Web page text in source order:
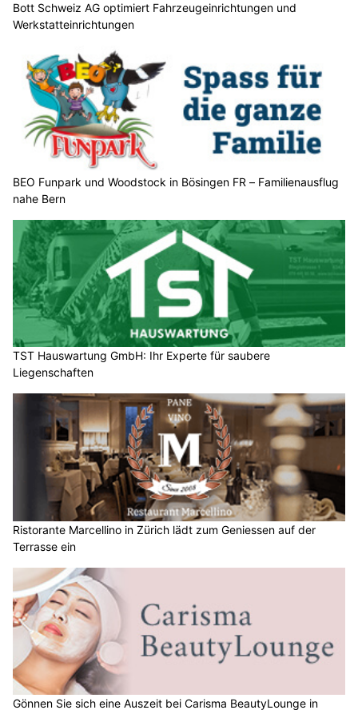
Bott Schweiz AG optimiert Fahrzeugeinrichtungen und
Werkstatteinrichtungen
BEO Funpark und Woodstock in Bösingen FR – Familienausflug
nahe Bern
TST Hauswartung GmbH: Ihr Experte für saubere
Liegenschaften
Ristorante Marcellino in Zürich lädt zum Geniessen auf der
Terrasse ein
Gönnen Sie sich eine Auszeit bei Carisma BeautyLounge in